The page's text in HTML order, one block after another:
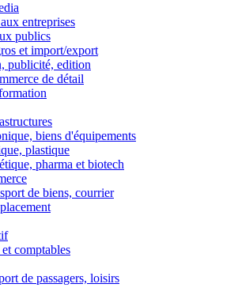
entreprises
publics
et import/export
publicité, edition
de détail
biens d'équipements
plastique
pharma et biotech
de biens, courrier
comptables
de passagers, loisirs